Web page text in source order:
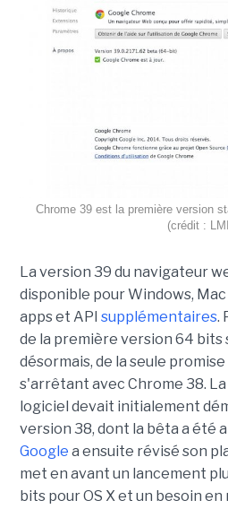
Chrome 39 est la première version
(crédit :
La version 39 du navigateur
disponible pour Windows,
apps et API supplémentaires.
de la première version 64 bits
désormais, de la seule
s'arrêtant avec Chrome 38.
logiciel devait initialement
version 38, dont la bêta a été
Google a ensuite révisé son
met en avant un lancement
bits pour OS X et un besoin